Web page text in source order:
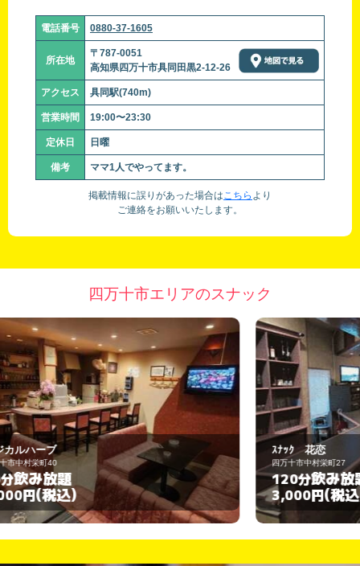
電話番号 0880-37-1605
所在地
〒787-0051
高知県四万十市具同田黒2-12-26
アクセス 具同駅(740m)
営業時間 19:00〜23:30
定休日 日曜
備考 ママ1人でやってます。
掲載情報に誤りがあった場合はこちら より
ご連絡をお願いいたします。
四万十市エリアのスナック
ｽﾅｯｸ 花恋
四万十市中村栄町27
120分飲み放題
3,000円 (税込)